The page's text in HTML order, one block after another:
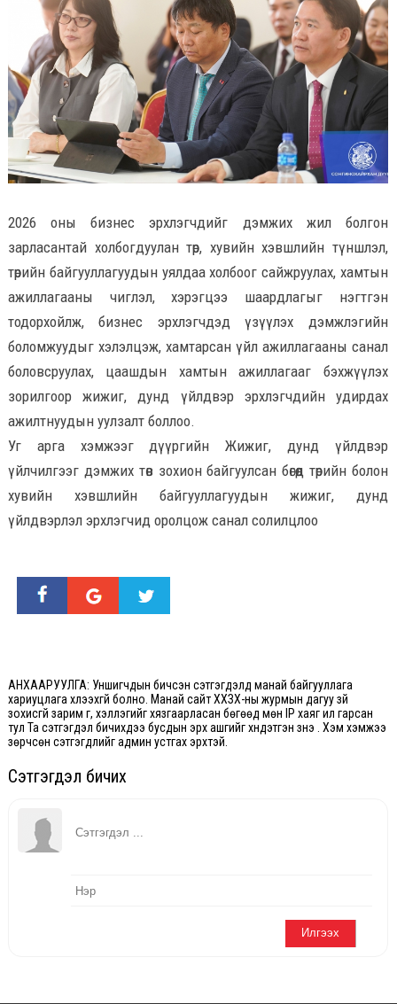
2026 оны бизнес эрхлэгчдийг дэмжих жил болгон
зарласантай холбогдуулан төр, хувийн хэвшлийн түншлэл,
төрийн байгууллагуудын уялдаа холбоог сайжруулах, хамтын
ажиллагааны чиглэл, хэрэгцээ шаардлагыг нэгтгэн
тодорхойлж, бизнес эрхлэгчдэд үзүүлэх дэмжлэгийн
боломжуудыг хэлэлцэж, хамтарсан үйл ажиллагааны санал
боловсруулах, цаашдын хамтын ажиллагааг бэхжүүлэх
зорилгоор жижиг, дунд үйлдвэр эрхлэгчдийн удирдах
ажилтнуудын уулзалт боллоо.
Уг арга хэмжээг дүүргийн Жижиг, дунд үйлдвэр
үйлчилгээг дэмжих төв зохион байгуулсан бөгөөд төрийн болон
хувийн хэвшлийн байгууллагуудын жижиг, дунд
үйлдвэрлэл эрхлэгчид оролцож санал солилцлоо
АНХААРУУЛГА: Уншигчдын бичсэн сэтгэгдэлд манай байгууллага
хариуцлага хүлээхгүй болно. Манай сайт ХХЗХ-ны журмын дагуу зүй
зохисгүй зарим үг, хэллэгийг хязгаарласан бөгөөд мөн IP хаяг ил гарсан
тул Та сэтгэгдэл бичихдээ бусдын эрх ашгийг хүндэтгэн үзнэ үү. Хэм хэмжээ
зөрчсөн сэтгэгдлийг админ устгах эрхтэй.
Сэтгэгдэл бичих